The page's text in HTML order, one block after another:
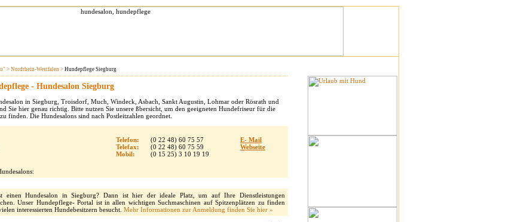
> Nordrhein-Westfalen > Hundepflege Siegburg
- Hundesalon Siegburg
in Siegburg, Troisdorf, Much, Windeck, Asbach, Sankt Augustin, Lohmar oder Rösrath und
Sie hier genau richtig. Bitte nutzen Sie unsere ßbersicht, um den geeigneten Hundefriseur für die
finden. Die Hundesalons sind nach Postleitzahlen geordnet.
Telefon: (0 22 48) 60 75 57
E- Mail
Telefax: (0 22 48) 60 75 59
Webseite
Mobil: (0 15 25) 3 10 19 19
einen Hundesalon in Siegburg? Dann ist hier der ideale Platz, um auf Ihre Dienstleistungen
Unser Hundepflege- Portal ist in allen wichtigen Suchmaschinen auf Spitzenplätzen zu finden
interessierten Hundebesitzern besucht. Mehr Informationen zur Anmeldung finden Sie hier »